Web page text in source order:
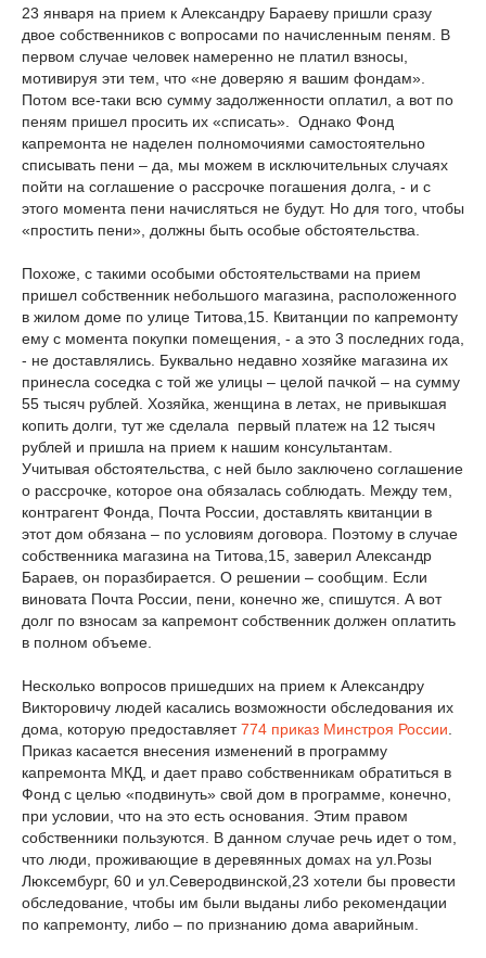
23 января на прием к Александру Бараеву пришли сразу
двое собственников с вопросами по начисленным пеням. В
первом случае человек намеренно не платил взносы,
мотивируя эти тем, что «не доверяю я вашим фондам».
Потом все-таки всю сумму задолженности оплатил, а вот по
пеням пришел просить их «списать». Однако Фонд
капремонта не наделен полномочиями самостоятельно
списывать пени – да, мы можем в исключительных случаях
пойти на соглашение о рассрочке погашения долга, - и с
этого момента пени начисляться не будут. Но для того, чтобы
«простить пени», должны быть особые обстоятельства.
Похоже, с такими особыми обстоятельствами на прием
пришел собственник небольшого магазина, расположенного
в жилом доме по улице Титова,15. Квитанции по капремонту
ему с момента покупки помещения, - а это 3 последних года,
- не доставлялись. Буквально недавно хозяйке магазина их
принесла соседка с той же улицы – целой пачкой – на сумму
55 тысяч рублей. Хозяйка, женщина в летах, не привыкшая
копить долги, тут же сделала первый платеж на 12 тысяч
рублей и пришла на прием к нашим консультантам.
Учитывая обстоятельства, с ней было заключено соглашение
о рассрочке, которое она обязалась соблюдать. Между тем,
контрагент Фонда, Почта России, доставлять квитанции в
этот дом обязана – по условиям договора. Поэтому в случае
собственника магазина на Титова,15, заверил Александр
Бараев, он поразбирается. О решении – сообщим. Если
виновата Почта России, пени, конечно же, спишутся. А вот
долг по взносам за капремонт собственник должен оплатить
в полном объеме.
Несколько вопросов пришедших на прием к Александру
Викторовичу людей касались возможности обследования их
дома, которую предоставляет774 приказ Минстроя России
Приказ касается внесения изменений в программу
капремонта МКД, и дает право собственникам обратиться в
Фонд с целью «подвинуть» свой дом в программе, конечно,
при условии, что на это есть основания. Этим правом
собственники пользуются. В данном случае речь идет о том,
что люди, проживающие в деревянных домах на ул.Розы
Люксембург, 60 и ул.Северодвинской,23 хотели бы провести
обследование, чтобы им были выданы либо рекомендации
по капремонту, либо – по признанию дома аварийным.